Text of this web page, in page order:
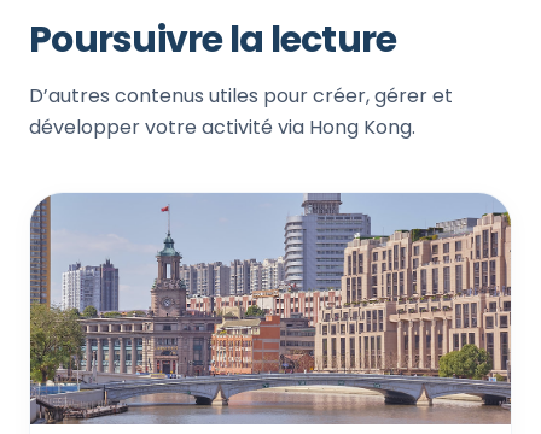
Poursuivre la lecture
D’autres contenus utiles pour créer, gérer et
développer votre activité via Hong Kong.